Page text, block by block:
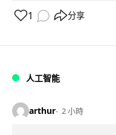
1 分享
人工智能
arthur 2 小時